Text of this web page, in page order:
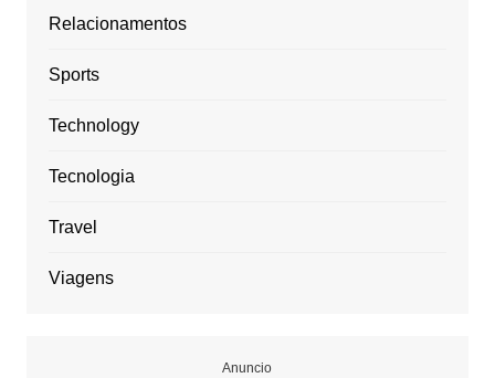
Relacionamentos
Sports
Technology
Tecnologia
Travel
Viagens
Anuncio